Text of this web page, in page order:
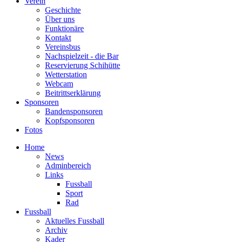
Geschichte
Über uns
Funktionäre
Kontakt
Vereinsbus
Nachspielzeit - die Bar
Reservierung Schihütte
Wetterstation
Webcam
Beitrittserklärung
Sponsoren
Bandensponsoren
Kopfsponsoren
Fotos
Home
News
Adminbereich
Links
Fussball
Sport
Rad
Fussball
Aktuelles Fussball
Archiv
Kader